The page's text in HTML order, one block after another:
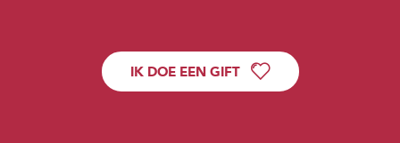
IK DOE EEN GIFT